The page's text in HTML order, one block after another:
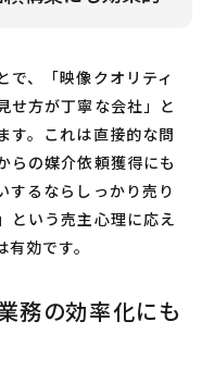
で、「映像クオリティ
せ方が丁寧な会社」と
す。これは直接的な問
らの媒介依頼獲得にも
するならしっかり売り
という売主心理に応え
効です。
務の効率化にも